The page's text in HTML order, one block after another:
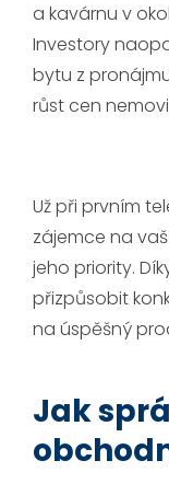
a kavárnu v
Investory
bytu z
růst cen
Už při prvním
zájemce na
jeho priority.
přizpůsobit
na úspěšný
Jak